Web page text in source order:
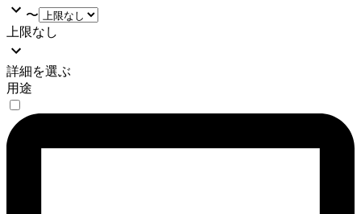
〜
上限なし
詳細を選ぶ
用途